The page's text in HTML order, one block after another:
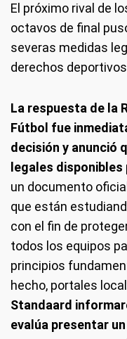
El próximo rival de
octavos de final
severas medidas
derechos
La respuesta de la
Fútbol fue
decisión y anunció
legales
un documento
que están
con el fin de
todos los equipos
principios
hecho, portales
Standaard
evalúa presentar